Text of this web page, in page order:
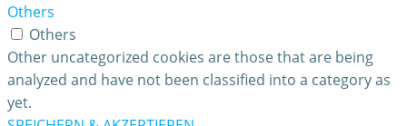
Others
Others
Other uncategorized cookies are those that are being
analyzed and have not been classified into a category as
yet.